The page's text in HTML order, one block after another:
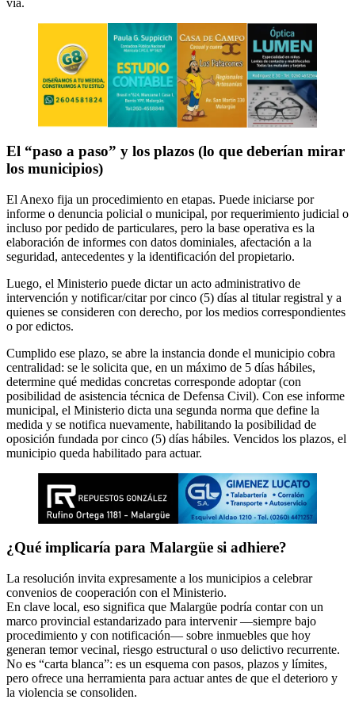
vía.
El “paso a paso” y los plazos (lo que deberían mirar
los municipios)
El Anexo fija un procedimiento en etapas. Puede iniciarse por
informe o denuncia policial o municipal, por requerimiento judicial o
incluso por pedido de particulares, pero la base operativa es la
elaboración de informes con datos dominiales, afectación a la
seguridad, antecedentes y la identificación del propietario.
Luego, el Ministerio puede dictar un acto administrativo de
intervención y notificar/citar por cinco (5) días al titular registral y a
quienes se consideren con derecho, por los medios correspondientes
o por edictos.
Cumplido ese plazo, se abre la instancia donde el municipio cobra
centralidad: se le solicita que, en un máximo de 5 días hábiles,
determine qué medidas concretas corresponde adoptar (con
posibilidad de asistencia técnica de Defensa Civil). Con ese informe
municipal, el Ministerio dicta una segunda norma que define la
medida y se notifica nuevamente, habilitando la posibilidad de
oposición fundada por cinco (5) días hábiles. Vencidos los plazos, el
municipio queda habilitado para actuar.
¿Qué implicaría para Malargüe si adhiere?
La resolución invita expresamente a los municipios a celebrar
convenios de cooperación con el Ministerio.
En clave local, eso significa que Malargüe podría contar con un
marco provincial estandarizado para intervenir —siempre bajo
procedimiento y con notificación— sobre inmuebles que hoy
generan temor vecinal, riesgo estructural o uso delictivo recurrente.
No es “carta blanca”: es un esquema con pasos, plazos y límites,
pero ofrece una herramienta para actuar antes de que el deterioro y
la violencia se consoliden.